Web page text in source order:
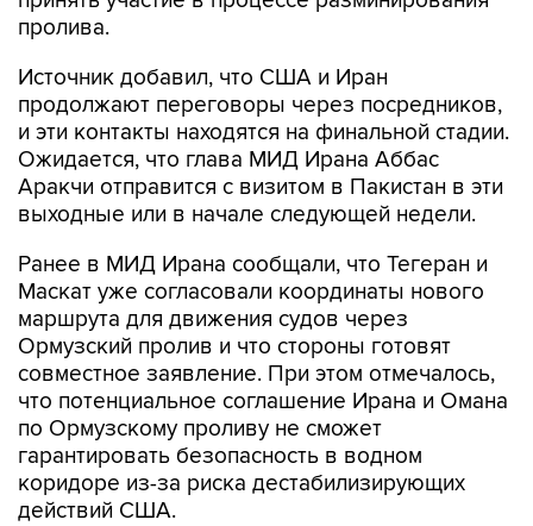
пролива.
Источник добавил, что США и Иран
продолжают переговоры через посредников,
и эти контакты находятся на финальной стадии.
Ожидается, что глава МИД Ирана Аббас
Аракчи отправится с визитом в Пакистан в эти
выходные или в начале следующей недели.
Ранее в МИД Ирана сообщали, что Тегеран и
Маскат уже согласовали координаты нового
маршрута для движения судов через
Ормузский пролив и что стороны готовят
совместное заявление. При этом отмечалось,
что потенциальное соглашение Ирана и Омана
по Ормузскому проливу не сможет
гарантировать безопасность в водном
коридоре из-за риска дестабилизирующих
действий США.